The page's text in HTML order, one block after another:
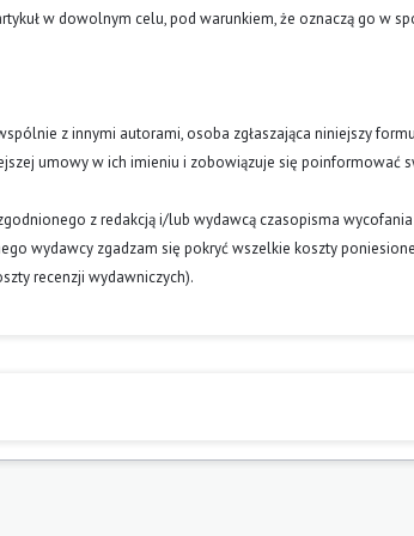
w dowolnym celu, pod warunkiem, że oznaczą go w
z innymi autorami, osoba zgłaszająca niniejszy
umowy w ich imieniu i zobowiązuje się poinformować
z redakcją i/lub wydawcą czasopisma
wydawcy zgadzam się pokryć wszelkie koszty
recenzji wydawniczych).